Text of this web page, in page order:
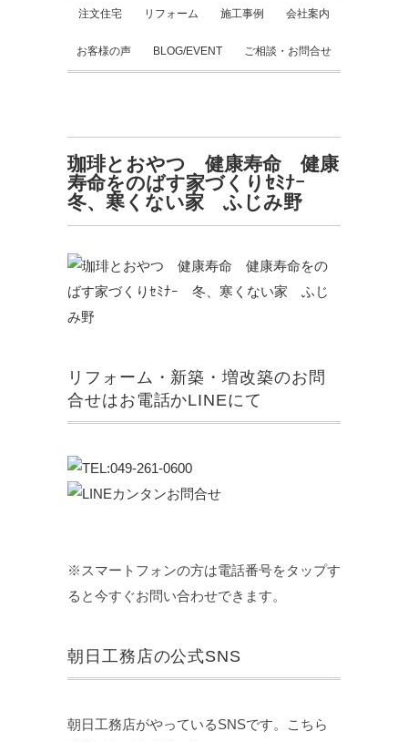
注文住宅 リフォーム 施工事例 会社案内
お客様の声 BLOG/EVENT ご相談・お問合せ
珈琲とおやつ 健康寿命 健康
寿命をのばす家づくりｾﾐﾅｰ
冬、寒くない家 ふじみ野
リフォーム・新築・増改築のお問
合せはお電話かLINEにて
※スマートフォンの方は電話番号をタップす
ると今すぐお問い合わせできます。
朝日工務店の公式SNS
朝日工務店がやっているSNSです。こちら